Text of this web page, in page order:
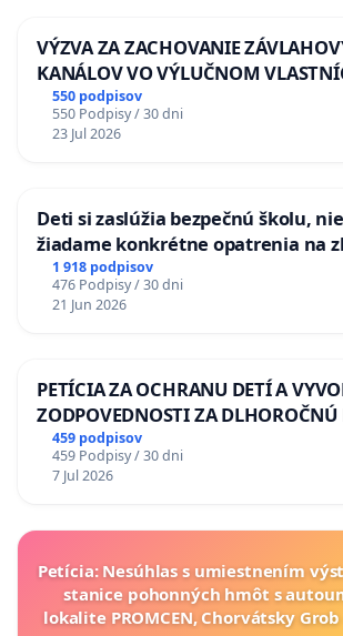
VÝZVA ZA ZACHOVANIE
KANÁLOV VO VÝLUČNOM
KONTROLOU SLOVENSKEJ
na riešenie zanedbaného stavu
odvodňovacích kanálov na
550 podpisov
550 Podpisy / 30 dni
23 Jul 2026
Deti si zaslúžia bezpečnú školu,
žiadame konkrétne opatrenia na
situácie v školstve
1 918 podpisov
476 Podpisy / 30 dni
21 Jun 2026
PETÍCIA ZA OCHRANU DETÍ A
ZODPOVEDNOSTI ZA
A ZLYHANIE ŠTÁTU
459 podpisov
459 Podpisy / 30 dni
7 Jul 2026
Petícia: Nesúhlas s umiestnením
stanice pohonných hmôt s
lokalite PROMCEN, Chorvátsky